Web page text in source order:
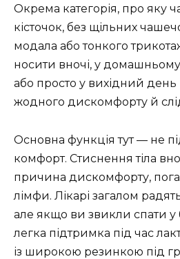
Окрема категорія, про яку
кісточок, без щільних
модала або тонкого
носити вночі, у домашньому
або просто у вихідний
жодного дискомфорту й
Основна функція тут — не
комфорт. Стиснення тіла
причина дискомфорту,
лімфи. Лікарі загалом
але якщо ви звикли спати у
легка підтримка під час
із широкою резинкою під